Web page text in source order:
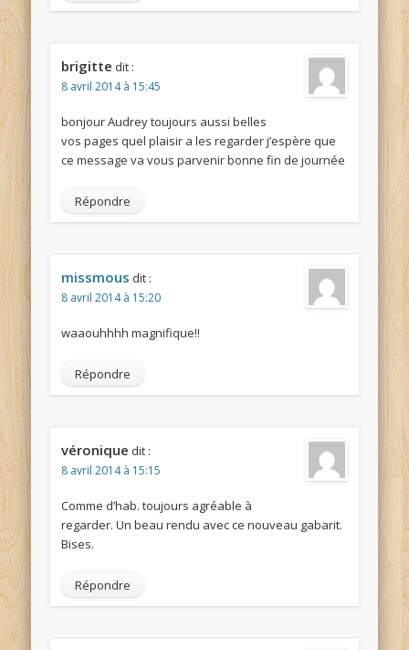
brigitte dit :
8 avril 2014 à 15:45
bonjour Audrey toujours aussi belles
vos pages quel plaisir a les regarder j’espère que
ce message va vous parvenir bonne fin de journée
Répondre
missmous dit :
8 avril 2014 à 15:20
waaouhhhh magnifique!!
Répondre
véronique dit :
8 avril 2014 à 15:15
Comme d’hab. toujours agréable à
regarder. Un beau rendu avec ce nouveau gabarit.
Bises.
Répondre